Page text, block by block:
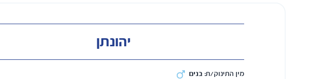
יהונתן
מין התינוק/ת: בנים